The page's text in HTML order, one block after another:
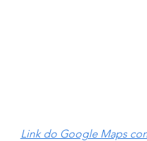
Link do Google Maps